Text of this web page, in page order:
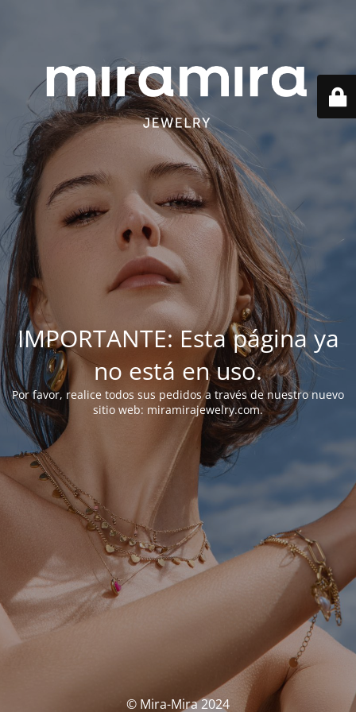
IMPORTANTE: Esta página ya
no está en uso.
Por favor, realice todos sus pedidos a través de nuestro nuevo
sitio web: miramirajewelry.com.
© Mira-Mira 2024